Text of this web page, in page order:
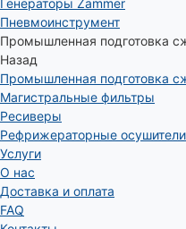
Генераторы Zammer
Пневмоинструмент
Промышленная подготовка
Назад
Промышленная подготовка
Магистральные фильтры
Ресиверы
Рефрижераторные осушители
Услуги
О нас
Доставка и оплата
FAQ